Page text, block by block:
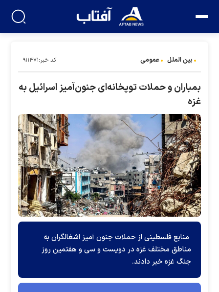
بین الملل عمومی کد خبر:۹۱۱۴۷۱
بمباران و حملات توپخانه‌ای جنون‌آمیز اسرائیل به
غزه
منابع فلسطینی از حملات جنون آمیز اشغالگران به
مناطق مختلف غزه در دویست و سی و هفتمین روز
جنگ غزه خبر دادند.